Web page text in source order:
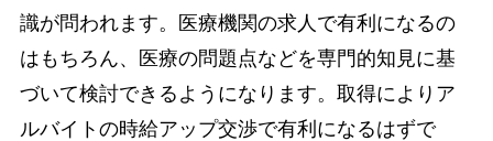
識が問われます。医療機関の求人で有利になるの
はもちろん、医療の問題点などを専門的知見に基
づいて検討できるようになります。取得によりア
ルバイトの時給アップ交渉で有利になるはずで